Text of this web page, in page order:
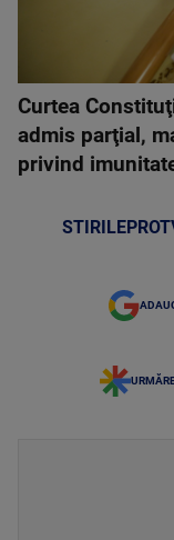
Curtea
admis parţial,
privind